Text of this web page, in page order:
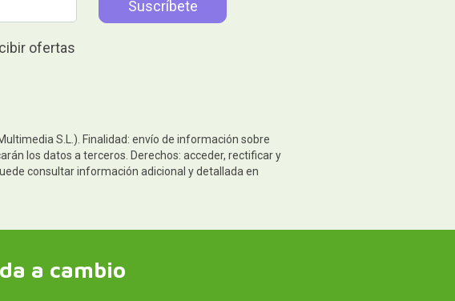
ofertas
S.L.). Finalidad: envío de información sobre
los datos a terceros. Derechos: acceder, rectificar y
consultar información adicional y detallada en
a cambio